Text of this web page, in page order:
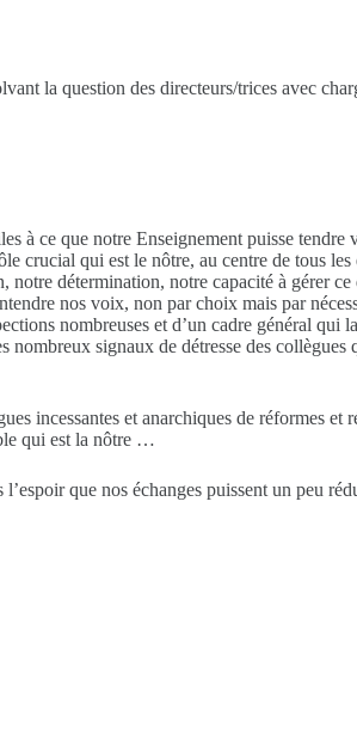
la question des directeurs/trices avec
à ce que notre Enseignement puisse tendre
crucial qui est le nôtre, au centre de tous
notre détermination, notre capacité à gérer
nos voix, non par choix mais par
nombreuses et d’un cadre général qui
signaux de détresse des collègues
incessantes et anarchiques de réformes et
qui est la nôtre …
l’espoir que nos échanges puissent un peu